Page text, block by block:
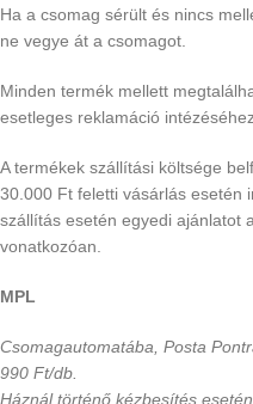
Ha a csomag sérült és nincs
ne vegye át a csomagot.
Minden termék mellett
esetleges reklamáció
A termékek szállítási költsége
30.000 Ft feletti vásárlás esetén
szállítás esetén egyedi ajánlatot
vonatkozóan.
MPL
Csomagautomatába, Posta
990 Ft/db.
Háznál történő kézbesítés